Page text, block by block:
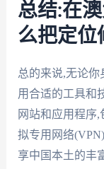
总结:在
么把定位
总的来说,无论
用合适的工具和
网站和应用程序
拟专用网络
享中国本土的丰